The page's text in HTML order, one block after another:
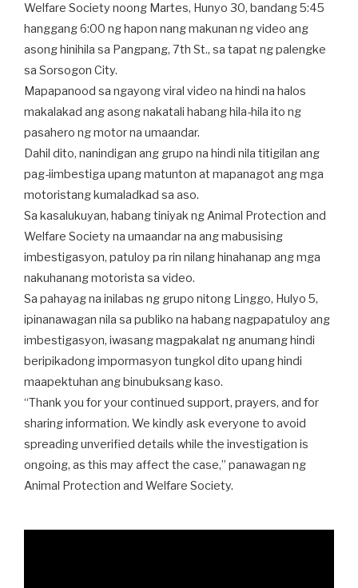
Welfare Society noong Martes, Hunyo 30, bandang 5:45
hanggang 6:00 ng hapon nang makunan ng video ang
asong hinihila sa Pangpang, 7th St., sa tapat ng palengke
sa Sorsogon City.
Mapapanood sa ngayong viral video na hindi na halos
makalakad ang asong nakatali habang hila-hila ito ng
pasahero ng motor na umaandar.
Dahil dito, nanindigan ang grupo na hindi nila titigilan ang
pag-iimbestiga upang matunton at mapanagot ang mga
motoristang kumaladkad sa aso.
Sa kasalukuyan, habang tiniyak ng Animal Protection and
Welfare Society na umaandar na ang mabusising
imbestigasyon, patuloy pa rin nilang hinahanap ang mga
nakuhanang motorista sa video.
Sa pahayag na inilabas ng grupo nitong Linggo, Hulyo 5,
ipinanawagan nila sa publiko na habang nagpapatuloy ang
imbestigasyon, iwasang magpakalat ng anumang hindi
beripikadong impormasyon tungkol dito upang hindi
maapektuhan ang binubuksang kaso.
“Thank you for your continued support, prayers, and for
sharing information. We kindly ask everyone to avoid
spreading unverified details while the investigation is
ongoing, as this may affect the case,” panawagan ng
Animal Protection and Welfare Society.